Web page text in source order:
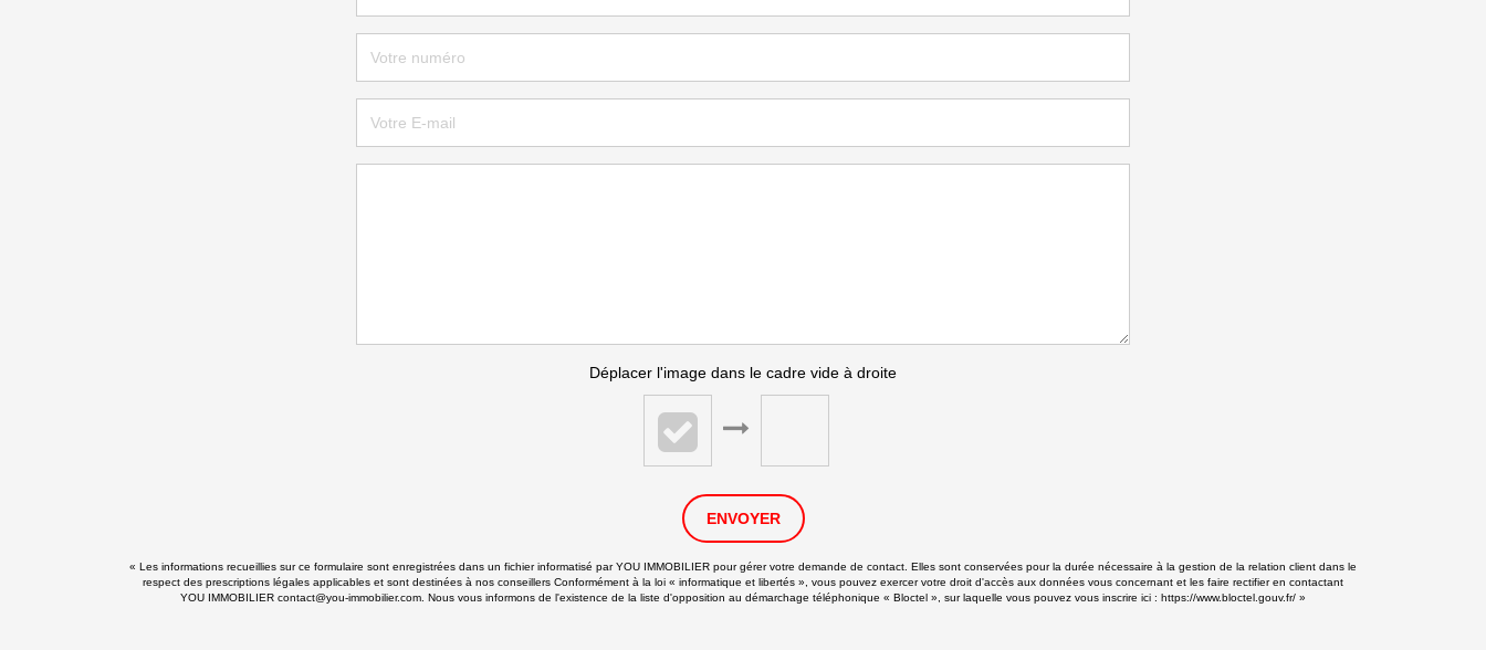
Déplacer l'image dans le cadre vide à droite
ENVOYER
« Les informations recueillies sur ce formulaire sont enregistrées dans un fichier informatisé par YOU IMMOBILIER pour gérer votre demande de contact. Elles sont conservées pour la durée nécessaire à la gestion de la relation client dans le
respect des prescriptions légales applicables et sont destinées à nos conseillers Conformément à la loi « informatique et libertés », vous pouvez exercer votre droit d'accès aux données vous concernant et les faire rectifier en contactant
YOU IMMOBILIER contact@you-immobilier.com. Nous vous informons de l'existence de la liste d'opposition au démarchage téléphonique « Bloctel », sur laquelle vous pouvez vous inscrire ici : https://www.bloctel.gouv.fr/ »